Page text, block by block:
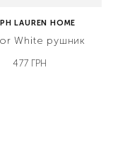
LAUREN HOME
White рушник
477 ГРН